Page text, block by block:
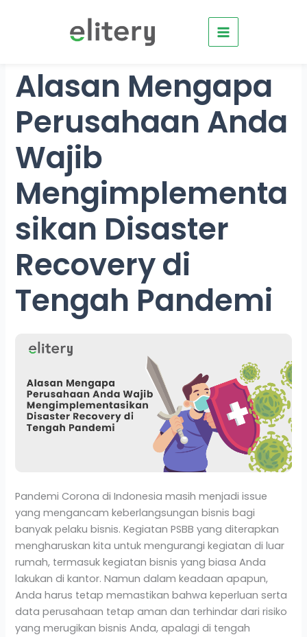
Alasan Mengapa
Perusahaan Anda
Wajib
Mengimplementa
sikan Disaster
Recovery di
Tengah Pandemi
Pandemi Corona di Indonesia masih menjadi issue
yang mengancam keberlangsungan bisnis bagi
banyak pelaku bisnis. Kegiatan PSBB yang diterapkan
mengharuskan kita untuk mengurangi kegiatan di luar
rumah, termasuk kegiatan bisnis yang biasa Anda
lakukan di kantor. Namun dalam keadaan apapun,
Anda harus tetap memastikan bahwa keperluan serta
data perusahaan tetap aman dan terhindar dari risiko
yang merugikan bisnis Anda, apalagi di tengah